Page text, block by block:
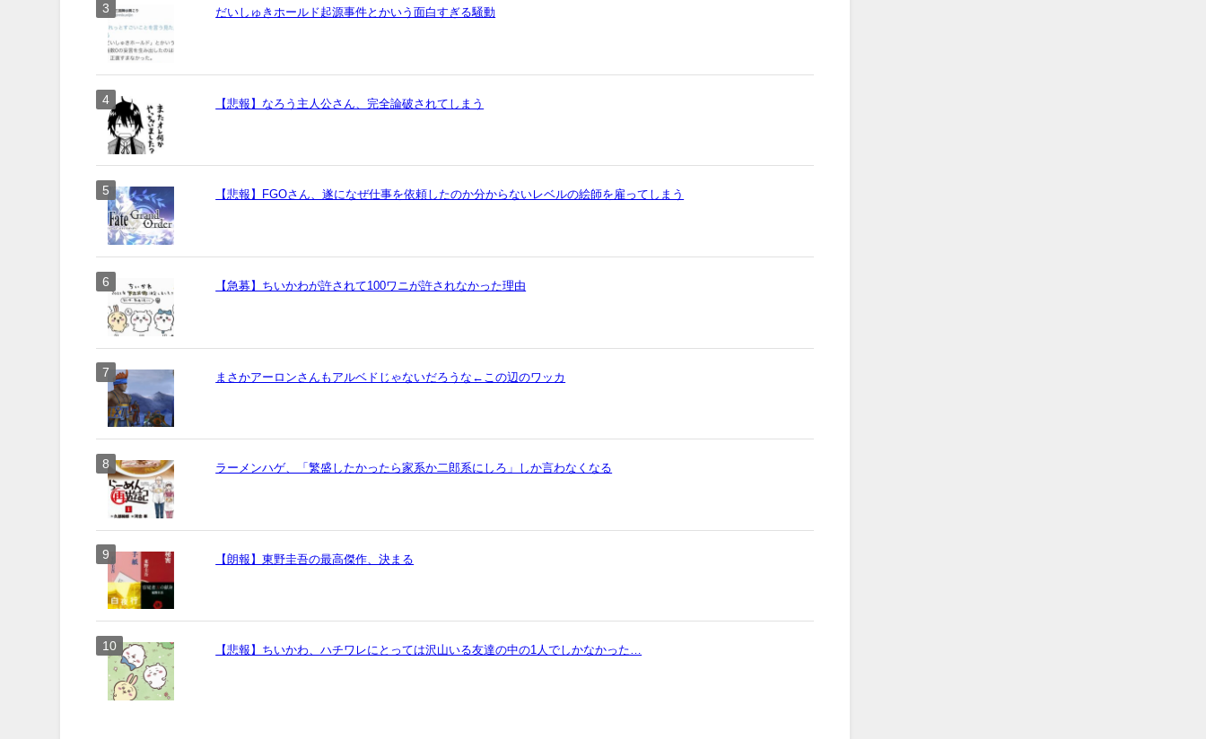
だいしゅきホールド起源事件とかいう面白すぎる騒動
【悲報】なろう主人公さん、完全論破されてしまう
【悲報】FGOさん、遂になぜ仕事を依頼したのか分からないレベルの絵師を雇ってしまう
【急募】ちいかわが許されて100ワニが許されなかった理由
まさかアーロンさんもアルベドじゃないだろうな←この辺のワッカ
ラーメンハゲ、「繁盛したかったら家系か二郎系にしろ」しか言わなくなる
【朗報】東野圭吾の最高傑作、決まる
【悲報】ちいかわ、ハチワレにとっては沢山いる友達の中の1人でしかなかった…